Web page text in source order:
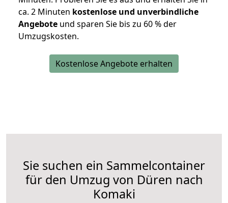
ca. 2 Minuten kostenlose und unverbindliche
Angebote und sparen Sie bis zu 60 % der
Umzugskosten.
Kostenlose Angebote erhalten
Sie suchen ein Sammelcontainer
für den Umzug von Düren nach
Komaki